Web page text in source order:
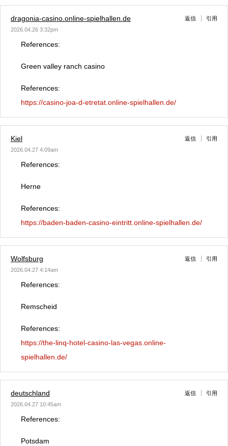
dragonia-casino.online-spielhallen.de
2026.04.26 3:32pm
返信 引用
References:
Green valley ranch casino
References:
https://casino-joa-d-etretat.online-spielhallen.de/
Kiel
2026.04.27 4:09am
返信 引用
References:
Herne
References:
https://baden-baden-casino-eintritt.online-spielhallen.de/
Wolfsburg
2026.04.27 4:14am
返信 引用
References:
Remscheid
References:
https://the-linq-hotel-casino-las-vegas.online-
spielhallen.de/
deutschland
2026.04.27 10:45am
返信 引用
References:
Potsdam